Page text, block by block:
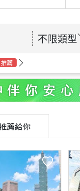
不限類型
推薦
薦給你